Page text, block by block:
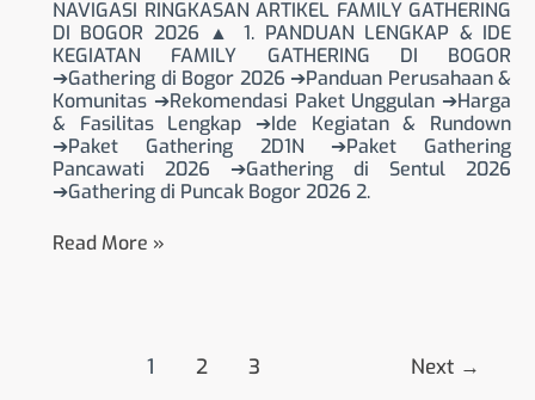
NAVIGASI RINGKASAN ARTIKEL FAMILY GATHERING
DI BOGOR 2026 ▲ 1. PANDUAN LENGKAP & IDE
KEGIATAN FAMILY GATHERING DI BOGOR
➔Gathering di Bogor 2026 ➔Panduan Perusahaan &
Komunitas ➔Rekomendasi Paket Unggulan ➔Harga
& Fasilitas Lengkap ➔Ide Kegiatan & Rundown
➔Paket Gathering 2D1N ➔Paket Gathering
Pancawati 2026 ➔Gathering di Sentul 2026
➔Gathering di Puncak Bogor 2026 2.
Read More »
1 2 3 Next →